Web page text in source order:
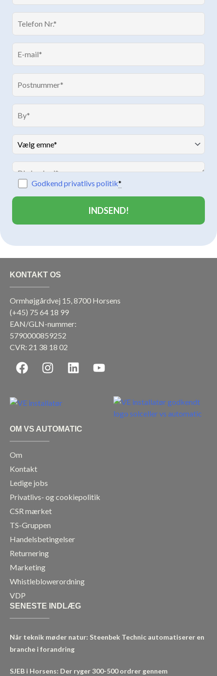
m
Godkend privatlivs politik*
KONTAKT OS
Ormhøjgårdvej 15, 8700 Horsens
(+45) 75 64 18 99
EAN/GLN-nummer:
5790000859252
CVR: 21 38 18 02
F
a
e
b
o
k
I
n
t
a
r
a
L
i
i
Y
o
OM VS AUTOMATIC
Om
Kontakt
Ledige jobs
Privatlivs- og cookiepolitik
CSR mærket
TS-Gruppen
Handelsbetingelser
Returnering
Marketing
Whistleblowerordning
VDP
SENESTE INDLÆG
Når teknik møder natur: Steenbek Technic automatiserer en
branche i forandring
SJEB i Horsens: Der ryger 300-500 ordrer gennem